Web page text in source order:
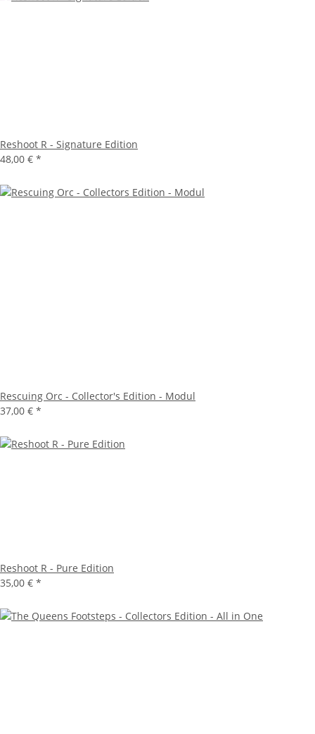
Reshoot R - Signature Edition
48,00 € *
Rescuing Orc - Collector's Edition - Modul
37,00 € *
Reshoot R - Pure Edition
35,00 € *